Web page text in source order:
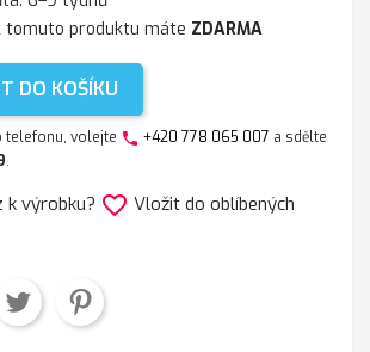
tomuto produktu máte ZDARMA
DO KOŠÍKU
telefonu, volejte phone +420 778 065 007 a sdělte
.
k výrobku? favorite_border Vložit do oblíbených